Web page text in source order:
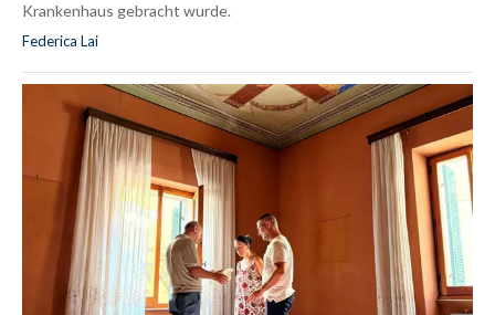
Krankenhaus gebracht wurde.
Federica Lai